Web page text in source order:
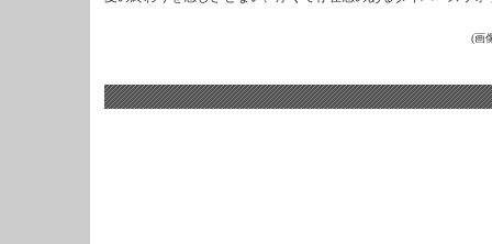
(画